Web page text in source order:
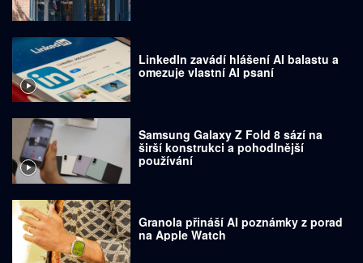
LinkedIn zavádí hlášení AI balastu a
omezuje vlastní AI psaní
Samsung Galaxy Z Fold 8 sází na
širší konstrukci a pohodlnější
používání
Granola přináší AI poznámky z porad
na Apple Watch